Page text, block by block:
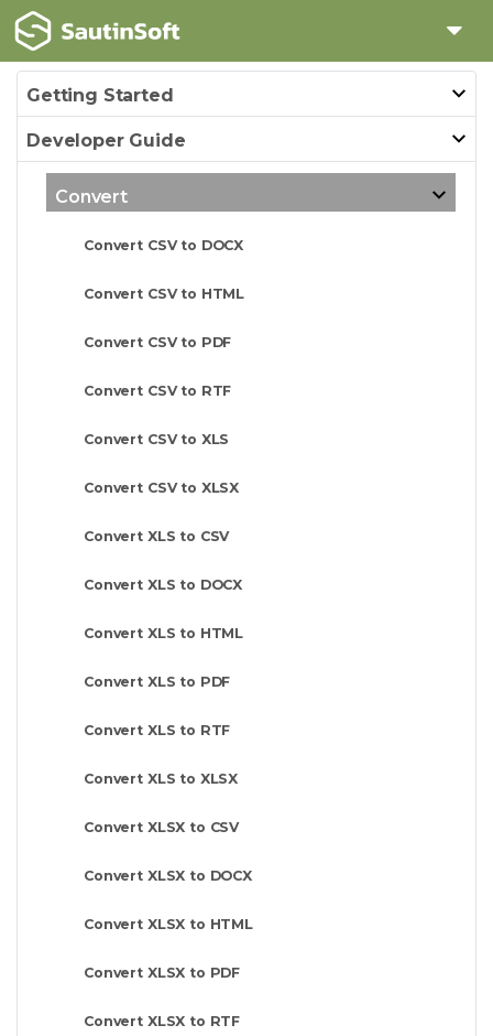
Getting Started
Developer Guide
Convert
Convert CSV to DOCX
Convert CSV to HTML
Convert CSV to PDF
Convert CSV to RTF
Convert CSV to XLS
Convert CSV to XLSX
Convert XLS to CSV
Convert XLS to DOCX
Convert XLS to HTML
Convert XLS to PDF
Convert XLS to RTF
Convert XLS to XLSX
Convert XLSX to CSV
Convert XLSX to DOCX
Convert XLSX to HTML
Convert XLSX to PDF
Convert XLSX to RTF